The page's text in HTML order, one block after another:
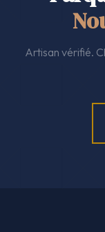
Artisan vérifié.